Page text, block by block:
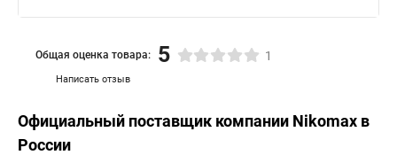
Написать отзыв
Общая оценка товара: 5 1
Официальный поставщик компании Nikomax в
России